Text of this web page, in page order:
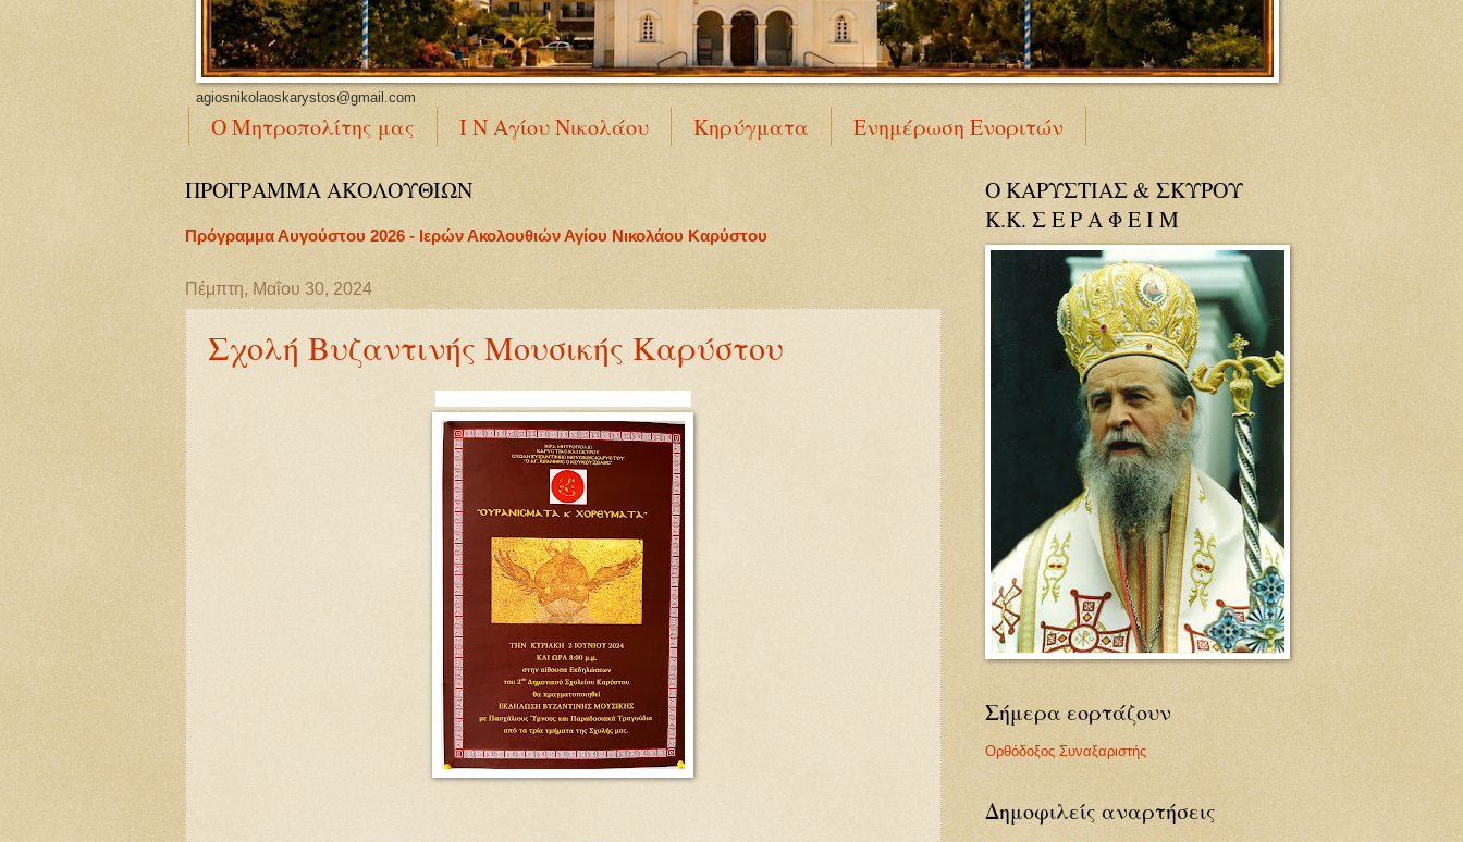
agiosnikolaoskarystos@gmail.com
Ο Μητροπολίτης μας Ι Ν Αγίου Νικολάου Κηρύγματα Ενημέρωση Ενοριτών
ΠΡΟΓΡΑΜΜΑ ΑΚΟΛΟΥΘΙΩΝ
Πρόγραμμα Αυγούστου 2026 - Ιερών Ακολουθιών Αγίου Νικολάου Καρύστου
Πέμπτη, Μαΐου 30, 2024
Σχολή Βυζαντινής Μουσικής Καρύστου
Ο ΚΑΡΥΣΤΙΑΣ & ΣΚΥΡΟΥ
Κ.Κ. Σ Ε Ρ Α Φ Ε Ι Μ
Σήμερα εορτάζουν
Ορθόδοξος Συναξαριστής
Δημοφιλείς αναρτήσεις